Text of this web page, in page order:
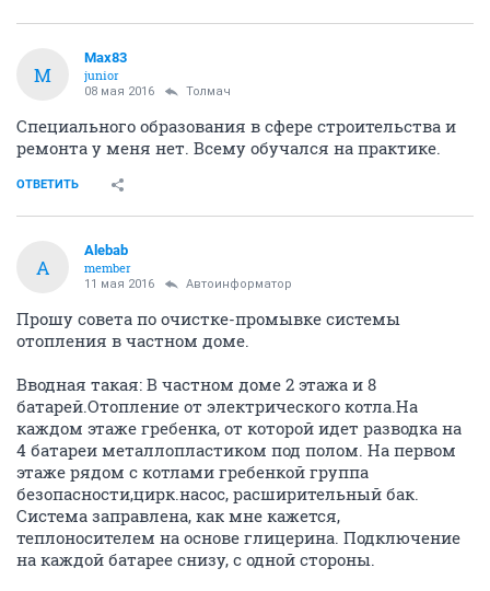
M
Max83
junior
08 мая 2016 Толмач
Специального образования в сфере строительства и
ремонта у меня нет. Всему обучался на практике.
ОТВЕТИТЬ
A
Alebab
member
11 мая 2016 Автоинформатор
Прошу совета по очистке-промывке системы
отопления в частном доме.
Вводная такая: В частном доме 2 этажа и 8
батарей.Отопление от электрического котла.На
каждом этаже гребенка, от которой идет разводка на
4 батареи металлопластиком под полом. На первом
этаже рядом с котлами гребенкой группа
безопасности,цирк.насос, расширительный бак.
Система заправлена, как мне кажется,
теплоносителем на основе глицерина. Подключение
на каждой батарее снизу, с одной стороны.